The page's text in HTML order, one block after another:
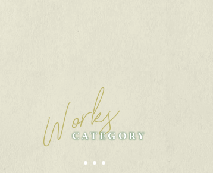
Works
CATEGORY